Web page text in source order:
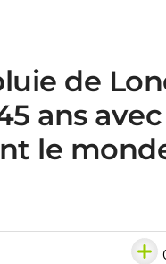
de
ans
le